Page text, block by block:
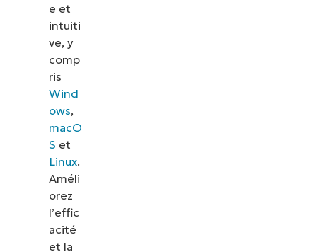
e et
intuiti
ve, y
comp
ris
Wind
ows,
macO
S et
Linux.
Améli
orez
l’effic
acité
et la